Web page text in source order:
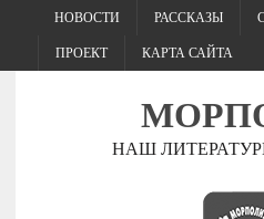
НОВОСТИ РАССКАЗЫ
ПРОЕКТ КАРТА САЙТА
НАШ